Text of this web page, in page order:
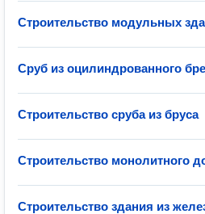
Строительство модульных
Сруб из оцилиндрованного
Строительство сруба из бруса
Строительство монолитного
Строительство здания из